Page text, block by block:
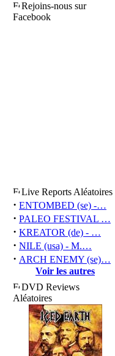
Rejoins-nous sur
Facebook
Live Reports Aléatoires
· ENTOMBED (se) -…
· PALEO FESTIVAL …
· KREATOR (de) - …
· NILE (usa) - M.…
· ARCH ENEMY (se)…
Voir les autres
DVD Reviews
Aléatoires